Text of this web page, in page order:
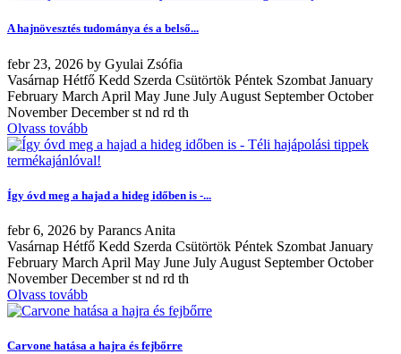
A hajnövesztés tudománya és a belső...
febr 23, 2026 by Gyulai Zsófia
Vasárnap Hétfő Kedd Szerda Csütörtök Péntek Szombat January
February March April May June July August September October
November December st nd rd th
Olvass tovább
Így óvd meg a hajad a hideg időben is -...
febr6, 2026 by Parancs Anita
Vasárnap Hétfő Kedd Szerda Csütörtök Péntek Szombat January
February March April May June July August September October
November December st nd rd th
Olvass tovább
Carvone hatása a hajra és fejbőrre